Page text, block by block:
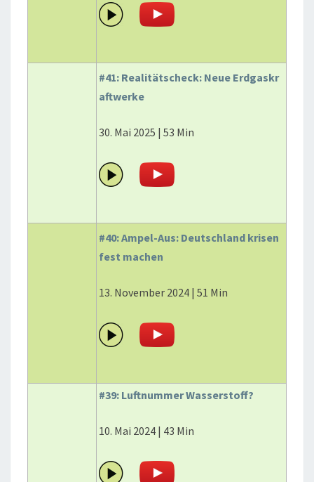
#41: Realitätscheck: Neue Erdgaskr
aftwerke
30. Mai 2025 | 53 Min
#40: Ampel-Aus: Deutschland krisen
fest machen
13. November 2024 | 51 Min
#39: Luftnummer Wasserstoff?
10. Mai 2024 | 43 Min